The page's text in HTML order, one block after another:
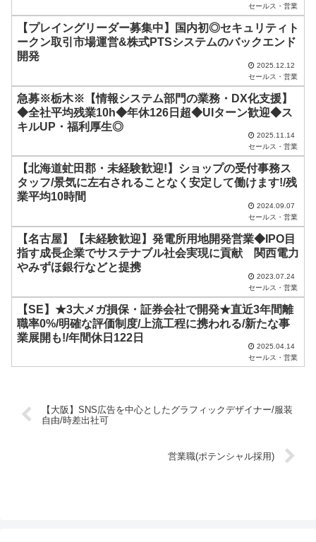
の
ま
ま
に
し
だ
さ
セールス・営業
【プレイングリーダー募集中】国内初◎セキュリティト
ークン取引市場運営&株式PTSシステムのバックエンド
開発
2025.12.12
セールス・営業
急募※栃木※【情報システム部門の業務・DX化支援】
◆全社平均残業10h◆年休126日超◆UIターン歓迎◆ス
キルUP・福利厚生◎
2025.11.14
セールス・営業
【北海道虻田郡・未経験歓迎!】ショップの受付事務ス
タッフ/景気に左右されることなく安定して働けます!/残
業平均10時間
2024.09.07
セールス・営業
【名古屋】【未経験歓迎】発電所用地開発営業◆IPO目
指す成長企業でサステナブル社会実現に貢献 関西電力
やみずほ銀行などと提携
2023.07.24
セールス・営業
【SE】★3大メガ損保・証券会社で開発★直近3年間離
職率0%/明確な評価制度/上流工程に携われる/新たな事
業展開も!/年間休日122日
2025.04.14
セールス・営業
【大阪】SNS広告を中心としたグラフィックデザイナー/服装
自由/時差出社可
営業職(ポテンシャル採用)